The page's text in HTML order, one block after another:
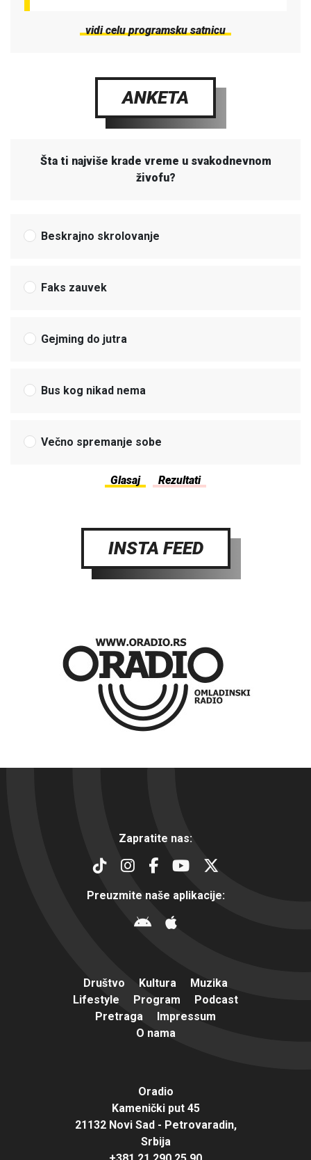
vidi celu programsku satnicu
ANKETA
Šta ti najviše krade vreme u svakodnevnom
živofu?
Beskrajno skrolovanje
Faks zauvek
Gejming do jutra
Bus kog nikad nema
Večno spremanje sobe
INSTA FEED
Zapratite nas:
Preuzmite naše aplikacije:
Društvo Kultura
Muzika
Lifestyle
Program
Podcast
Pretraga
Impressum
O nama
Oradio
Kamenički put 45
21132 Novi Sad - Petrovaradin,
Srbija